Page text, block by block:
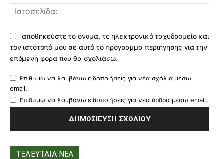
αποθηκεύστε το όνομα, το ηλεκτρονικό ταχυδρομείο και
τον ιστότοπό μου σε αυτό το πρόγραμμα περιήγησης για την
επόμενη φορά που θα σχολιάσω.
Επιθυμώ να λαμβάνω ειδοποιήσεις για νέα σχόλια μέσω
email.
Επιθυμώ να λαμβάνω ειδοποιήσεις για νέα άρθρα μέσω email.
ΤΕΛΕΥΤΑΙΑ ΝΕΑ